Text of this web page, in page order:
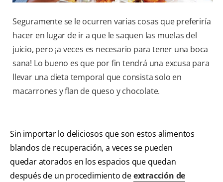
Seguramente se le ocurren varias cosas que preferiría
hacer en lugar de ir a que le saquen las muelas del
juicio, pero ¡a veces es necesario para tener una boca
sana! Lo bueno es que por fin tendrá una excusa para
llevar una dieta temporal que consista solo en
macarrones y flan de queso y chocolate.
Sin importar lo deliciosos que son estos alimentos
blandos de recuperación, a veces se pueden
quedar atorados en los espacios que quedan
después de un procedimiento deextracción de